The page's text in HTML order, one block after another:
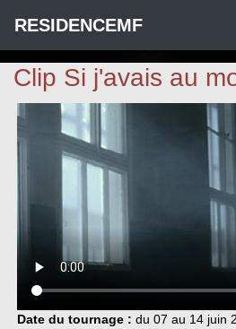
RESIDENCEMF
Clip Si j'avais au
Date du tournage : du 07 au 14 juin